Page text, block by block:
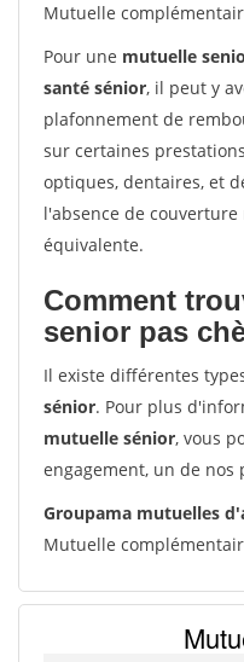
Mutuelle
Pour une mutuelle
santé sénior, il peut y
plafonnement de
sur certaines
optiques, dentaires, et
l'absence de
équivalente.
Comment
senior pas
Il existe différentes
sénior. Pour plus
mutuelle sénior, vous
engagement, un de nos
Groupama mutuelles
Mutuelle